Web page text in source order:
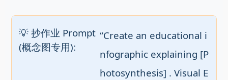
💡 抄作业 Prompt
(概念图专用):
“Create an educational i
nfographic explaining [P
hotosynthesis] . Visual E